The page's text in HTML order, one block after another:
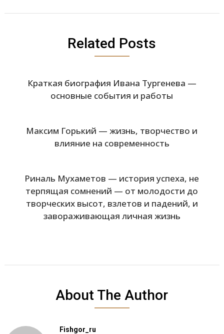
Related Posts
Краткая биография Ивана Тургенева —
основные события и работы
Максим Горький — жизнь, творчество и
влияние на современность
Риналь Мухаметов — история успеха, не
терпящая сомнений — от молодости до
творческих высот, взлетов и падений, и
завораживающая личная жизнь
About The Author
Fishgor_ru